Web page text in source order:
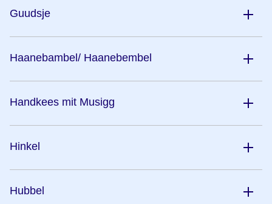
Guudsje
Haanebambel/ Haanebembel
Handkees mit Musigg
Hinkel
Hubbel